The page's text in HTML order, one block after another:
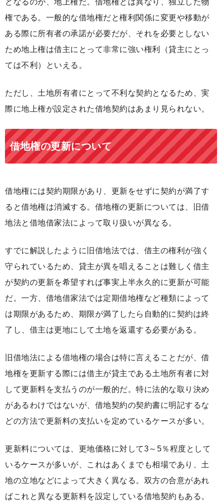
権である。一般的な借地権だと権利関係に変更や移動が
ある際に所有者の承諾が必要だが、それを必要としない
ため地上権は借主にとって非常に強い権利（貸主にとっ
ては不利）といえる。
ただし、土地所有者にとって不利な契約となるため、実
際に地上権が設定された借地契約はあまり見られない。
借地権の更新について
借地権には契約期限があり、更新をせずに契約が満了す
ると借地権は消滅する。借地権の更新については、旧借
地法と借地借家法によって取り扱いが異なる。
すでに解説したように旧借地法では、借主の権利が強く
守られているため、貸主が異を唱えることは難しく借主
が契約の更新を希望すれば事実上半永久的に更新が可能
だ。一方、借地借家法では定期借地権など種類によって
は期限があるため、期限が満了したら自動的に契約は終
了し、借主は更地にして土地を返還する必要がある。
旧借地法による借地権の場合は特に言えることだが、借
地権を更新する際には借主が貸主である土地所有者に対
して更新料を支払うのが一般的だ。特に法的な取り決め
があるわけではないが、借地契約の契約書に明記するな
どの方法で更新料の支払いを定めているケースが多い。
更新料については、更地価格に対して3～5％程度として
いるケースが多いが、これはあくまでも相場であり、土
地の立地などによって大きく異なる。双方の合意があれ
ばこれと異なる更新料を設定している借地契約もある。